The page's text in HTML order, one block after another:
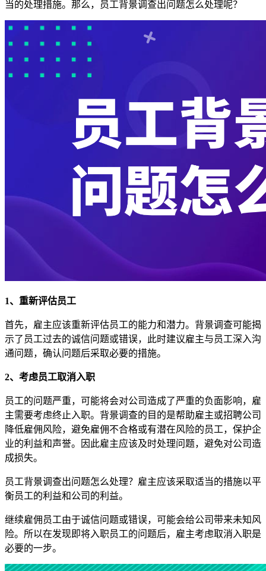
当的处理措施。那么，员工背景调查出问题怎么处理呢？
1、重新评估员工
首先，雇主应该重新评估员工的能力和潜力。背景调查可能揭
示了员工过去的诚信问题或错误，此时建议雇主与员工深入沟
通问题，确认问题后采取必要的措施。
2、考虑员工取消入职
员工的问题严重，可能将会对公司造成了严重的负面影响，雇
主需要考虑终止入职。背景调查的目的是帮助雇主或招聘公司
降低雇佣风险，避免雇佣不合格或有潜在风险的员工，保护企
业的利益和声誉。因此雇主应该及时处理问题，避免对公司造
成损失。
员工背景调查出问题怎么处理？雇主应该采取适当的措施以平
衡员工的利益和公司的利益。
继续雇佣员工由于诚信问题或错误，可能会给公司带来未知风
险。所以在发现即将入职员工的问题后，雇主考虑取消入职是
必要的一步。